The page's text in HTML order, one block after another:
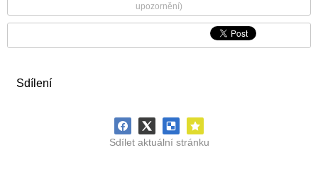
Sdílení
Sdílet aktuální stránku
upozornění)